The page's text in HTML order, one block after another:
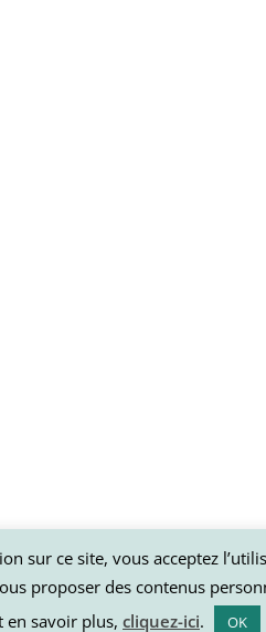
sur ce site, vous acceptez
proposer des contenus
en savoir plus, cliquez-ici. OK